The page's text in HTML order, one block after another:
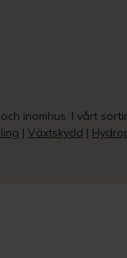
inomhus. I vårt
| Växtskydd |